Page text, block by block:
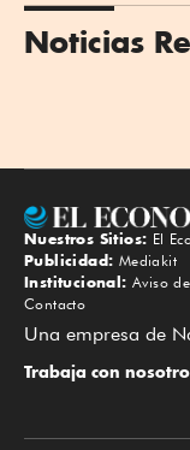
Noticias
Nuestros Sitios: El
Publicidad: Mediakit
Institucional: Aviso
Contacto
Una empresa de
Trabaja con